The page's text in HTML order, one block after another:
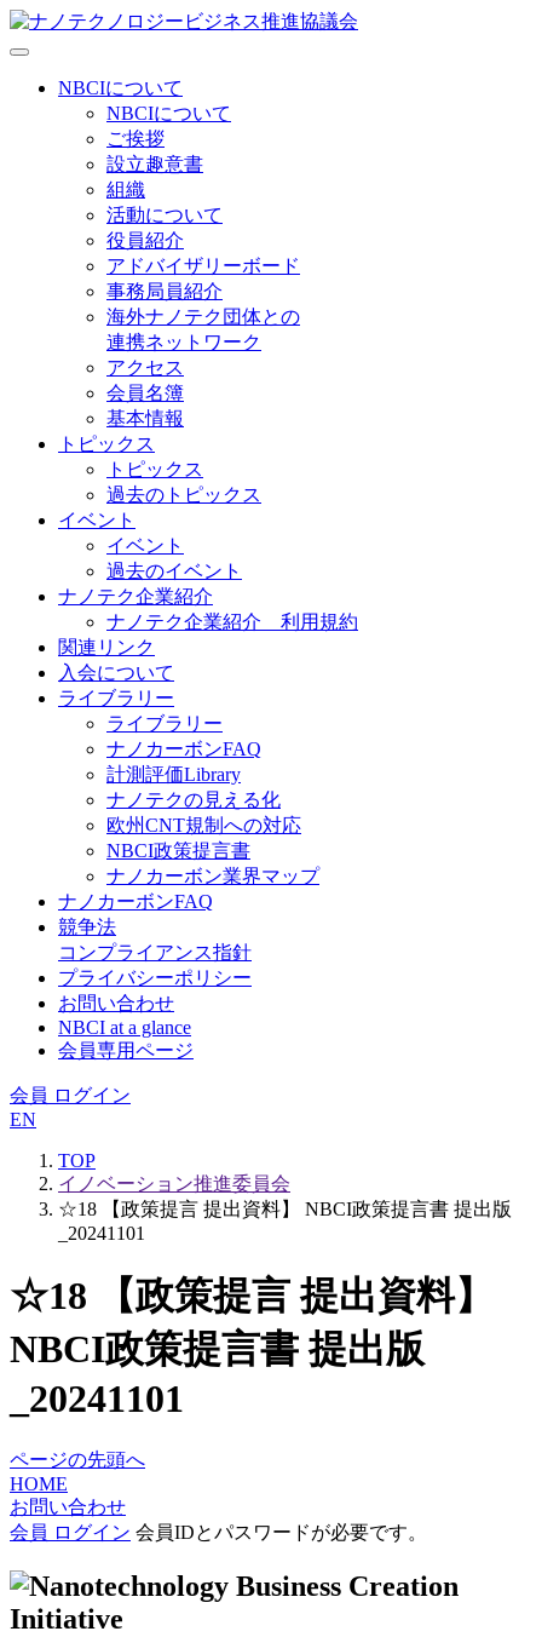
NBCIについて
NBCIについて
ご挨拶
設立趣意書
組織
活動について
役員紹介
アドバイザリーボード
事務局員紹介
海外ナノテク団体との
連携ネットワーク
アクセス
会員名簿
基本情報
トピックス
トピックス
過去のトピックス
イベント
イベント
過去のイベント
ナノテク企業紹介
ナノテク企業紹介 利用規約
関連リンク
入会について
ライブラリー
ライブラリー
ナノカーボンFAQ
計測評価Library
ナノテクの見える化
欧州CNT規制への対応
NBCI政策提言書
ナノカーボン業界マップ
ナノカーボンFAQ
競争法
コンプライアンス指針
プライバシーポリシー
お問い合わせ
NBCI at a glance
会員専用ページ
会員 ログイン
EN
TOP
イノベーション推進委員会
☆18 【政策提言 提出資料】 NBCI政策提言書 提出版
_20241101
☆18 【政策提言 提出資料】
NBCI政策提言書 提出版
_20241101
ページの先頭へ
HOME
お問い合わせ
会員 ログイン 会員IDとパスワードが必要です。